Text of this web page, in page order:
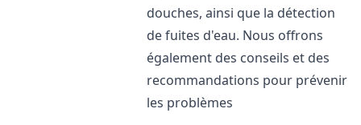
douches, ainsi que la détection
de fuites d'eau. Nous offrons
également des conseils et des
recommandations pour prévenir
les problèmes